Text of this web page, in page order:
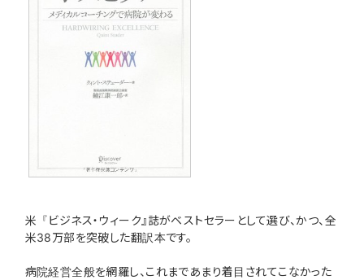
米『ビジネス・ウィーク』誌がベストセラーとして選び、かつ、全
米38万部を突破した翻訳本です。
病院経営全般を網羅し、これまであまり着目されてこなかった